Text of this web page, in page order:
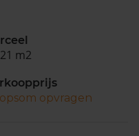
m2
opvragen